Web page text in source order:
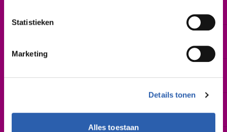
Statistieken
Marketing
Details tonen
Alles toestaan
Sportlaan Driene 2-4, Hengelo
2026-2027